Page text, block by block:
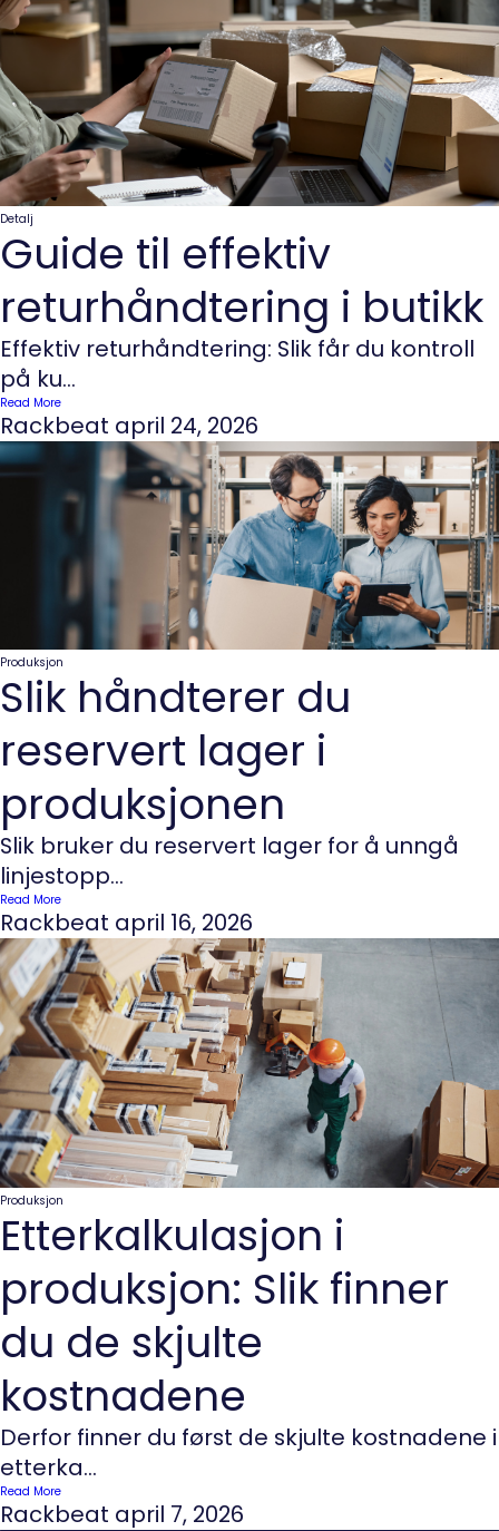
Detalj
Guide til effektiv
returhåndtering i butikk
Effektiv returhåndtering: Slik får du kontroll
på ku...
Read More
Rackbeat april 24, 2026
Produksjon
Slik håndterer du
reservert lager i
produksjonen
Slik bruker du reservert lager for å unngå
linjestopp...
Read More
Rackbeat april 16, 2026
Produksjon
Etterkalkulasjon i
produksjon: Slik finner
du de skjulte
kostnadene
Derfor finner du først de skjulte kostnadene i
etterka...
Read More
Rackbeat april 7, 2026